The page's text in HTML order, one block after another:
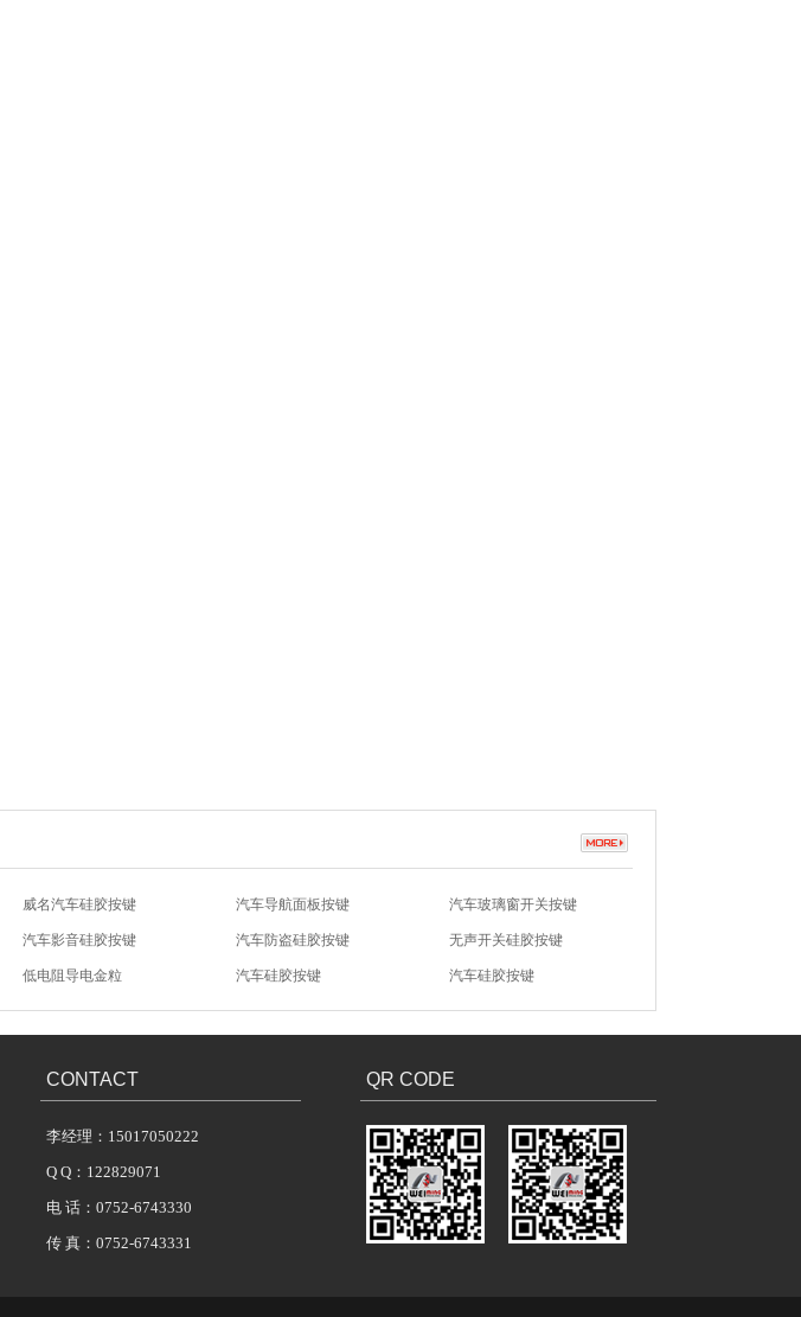
威名汽车硅胶按键 汽车导航面板按键 汽车玻璃窗开关按键
汽车影音硅胶按键 汽车防盗硅胶按键 无声开关硅胶按键
低电阻导电金粒 汽车硅胶按键 汽车硅胶按键
N7-8023-不锈钢盖子 N7-8021-不锈钢盖子 N7-8017-不锈钢盖子
CONTACT
李经理：15017050222
Q Q：122829071
电 话：0752-6743330
传 真：0752-6743331
QR CODE